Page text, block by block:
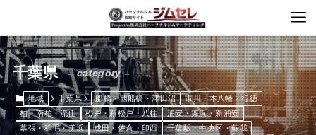
千葉県 – category –
地域 千葉県 船橋・西船橋・津田沼
市川・本八幡・行徳
柏・南柏・流山
松戸・新松戸・八柱
浦安・舞浜・新浦安
幕張・稲毛・美浜
成田・佐倉・印西 千葉駅・中央区・蘇我